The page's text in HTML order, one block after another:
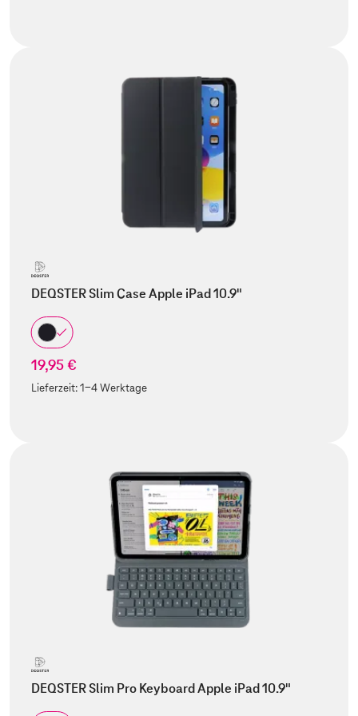
DEQSTER Slim Case Apple iPad 10.9"
19,95 €
Lieferzeit:1-4 Werktage
DEQSTER Slim Pro Keyboard Apple iPad 10.9"